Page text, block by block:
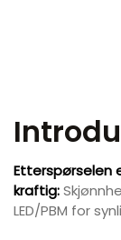
Etterspørselen
kraftig:
LED/PBM for